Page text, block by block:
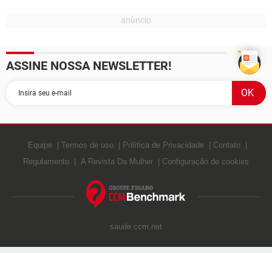
ASSINE NOSSA NEWSLETTER!
Equipe Termos de uso Política de Privacidade
Contato
Regulamento
A Revista Da Mulher Configuração de cookies
saude.ccm.net